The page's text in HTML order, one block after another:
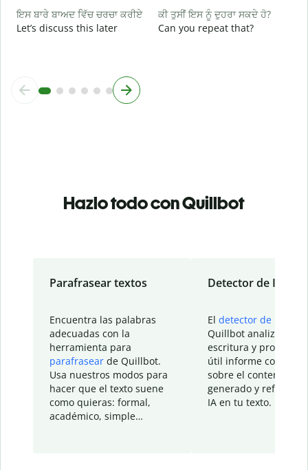
ਇਸ ਬਾਰੇ ਬਾਅਦ ਵਿੱਚ ਚਰਚਾ ਕਰੀਏ
Let’s discuss this later
ਕੀ ਤੁਸੀਂ ਇਸ ਨੂੰ ਦੁਹਰਾ ਸਕਦੇ ਹੋ?
Can you repeat that?
Hazlo todo con Quillbot
Parafrasear textos
Encuentra las palabras
adecuadas con la
herramienta para
parafrasear de Quillbot.
Usa nuestros modos para
hacer que el texto suene
como quieras: formal,
académico, simple…
Detector de IA
El detector de IA
Quillbot analiza tu
escritura y
útil informe con
sobre el contenido
generado y refinado
IA en tu texto.